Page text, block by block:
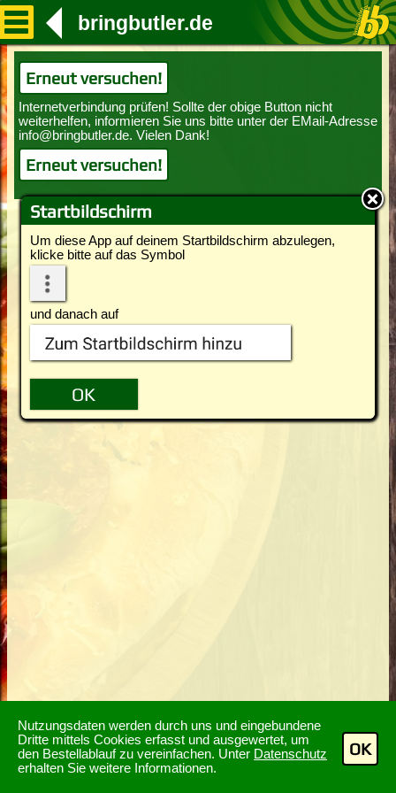
Nutzungsdaten werden durch uns und eingebundene
Dritte mittels Cookies erfasst und ausgewertet, um
den Bestellablauf zu vereinfachen. Unter Datenschutz
erhalten Sie weitere Informationen.
OK
Startbildschirm
Um diese App auf deinem Startbildschirm abzulegen,
klicke bitte auf das Symbol
und danach auf
bringbutler.de
Erneut versuchen!
Erneut versuchen!